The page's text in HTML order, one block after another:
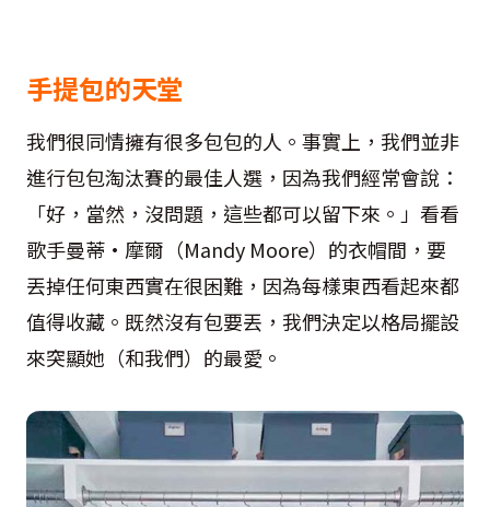
手提包的天堂
我們很同情擁有很多包包的人。事實上，我們並非
進行包包淘汰賽的最佳人選，因為我們經常會說：
「好，當然，沒問題，這些都可以留下來。」看看
歌手曼蒂•摩爾（Mandy Moore）的衣帽間，要
丟掉任何東西實在很困難，因為每樣東西看起來都
值得收藏。既然沒有包要丟，我們決定以格局擺設
來突顯她（和我們）的最愛。